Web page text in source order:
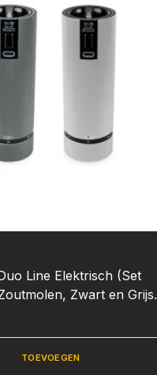
Line Elektrisch (Set
Zwart en Grijs,
TOEVOEGEN